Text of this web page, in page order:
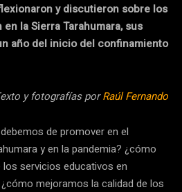
y discutieron sobre los
la Sierra Tarahumara, sus
año del inicio del confinamiento
y fotografías porRaúl Fernando
de promover en el
y en la pandemia? ¿cómo
servicios educativos en
mejoramos la calidad de los